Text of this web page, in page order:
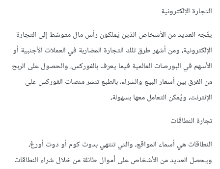
التجارة الإلكترونية
يتّجه العديد من الأشخاص الذين يَملكون رأس مال متوسّط إلى التجارة
الإلكترونية، ومن أشهر طرق تلك التجارة المضاربة في العملات الأجنبية أو
الأسهم في البورصات العالمية فيما يعرف بالفوركس، والحصول على الربح
من الفرق بين أسعار البيع والشراء، بالطبع تنشر منصات الفوركس على
الإنترنت، ويُمكن التعامل معها بسهولة،
تجارة النطاقات
النطاقات هي أسماء المواقع، والتي تنتهي بدوت كوم أو دوت أورغ،
ويحصل العديد من الأشخاص على أموال طائلة من خلال شراء النطاقات